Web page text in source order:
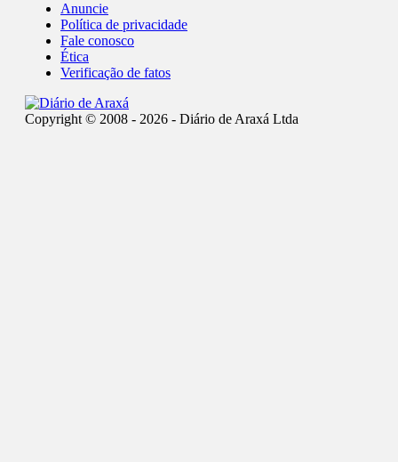
Anuncie
Política de privacidade
Fale conosco
Ética
Verificação de fatos
Copyright © 2008 - 2026 - Diário de Araxá Ltda